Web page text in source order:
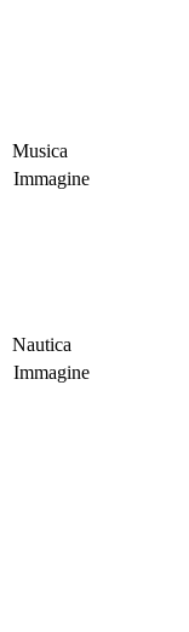
Musica
Immagine
Nautica
Immagine